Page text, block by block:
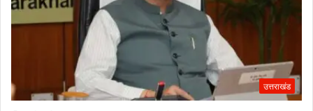
उत्तराखंड